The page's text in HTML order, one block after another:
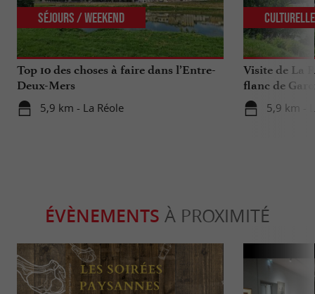
Top 10 des choses à faire dans l’Entre-
Deux-Mers
5,9 km - La Réole
Séjours / Weekend
Visite de La
flanc de
5,9 km -
Culturelle
ÉVÈNEMENTS À PROXIMITÉ